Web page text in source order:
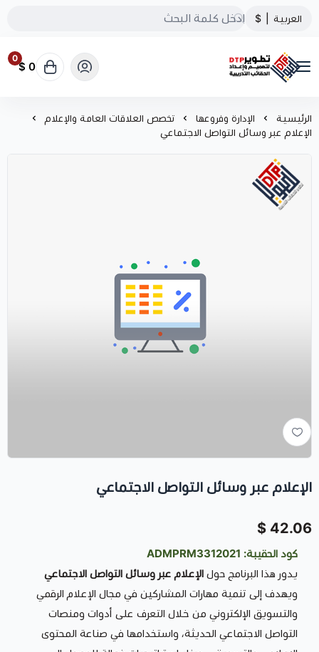
العربية $
تطوير الحقائب التدريبية
0
0 $
الرئيسية الإدارة وفروعها
تخصص العلاقات العامة والإعلام
الإعلام عبر وسائل التواصل الاجتماعي
الإعلام عبر وسائل التواصل الاجتماعي
42.06 $
كود الحقيبة: ADMPRM3312021
يدور هذا البرنامج حول الإعلام عبر وسائل التواصل الاجتماعي
ويهدف إلى تنمية مهارات المشاركين في مجال الإعلام الرقمي
والتسويق الإلكتروني من خلال التعرف على أدوات ومنصات
التواصل الاجتماعي الحديثة، واستخدامها في صناعة المحتوى